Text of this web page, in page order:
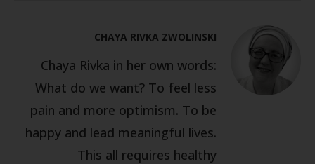
CHAYA RIVKA ZWOLINSKI
Chaya Rivka in her own words:
What do we want? To feel less
pain and more optimism. To be
happy and lead meaningful lives.
This all requires healthy